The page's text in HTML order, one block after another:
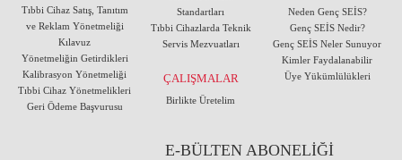
Tıbbi Cihaz Satış, Tanıtım
ve Reklam Yönetmeliği
Kılavuz
Yönetmeliğin Getirdikleri
Kalibrasyon Yönetmeliği
Tıbbi Cihaz Yönetmelikleri
Geri Ödeme Başvurusu
Standartları
Tıbbi Cihazlarda Teknik
Servis Mezvuatları
ÇALIŞMALAR
Birlikte Üretelim
Neden Genç SEİS?
Genç SEİS Nedir?
Genç SEİS Neler Sunuyor
Kimler Faydalanabilir
Üye Yükümlülükleri
E-BÜLTEN ABONELİĞİ